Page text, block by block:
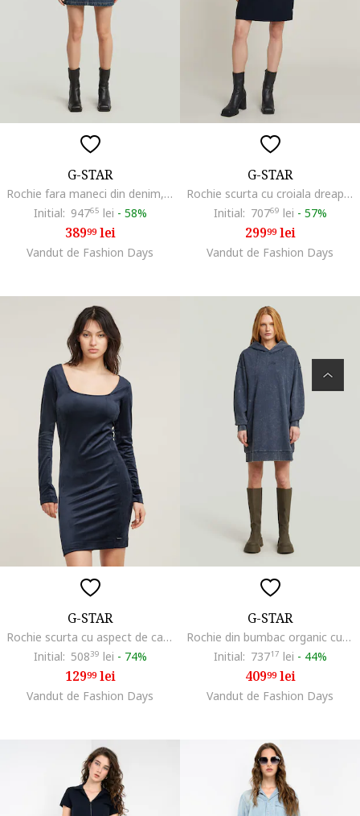
G-STAR
Rochie fara maneci din denim, Albastru inchis
Initial: 94765 lei - 58%
38999lei
Vandut de Fashion Days
G-STAR
Rochie scurta cu croiala dreapta, Albastru ultramarin
Initial: 70769 lei - 57%
29999lei
Vandut de Fashion Days
G-STAR
Rochie scurta cu aspect de catifea, Bleumarin
Initial: 50839 lei - 74%
12999lei
Vandut de Fashion Days
G-STAR
Rochie din bumbac organic cu gluga, Albastru inchis
Initial: 73717 lei - 44%
40999lei
Vandut de Fashion Days